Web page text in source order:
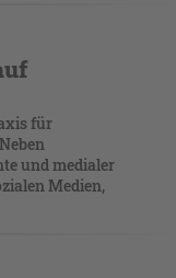
für
und medialer
Medien,